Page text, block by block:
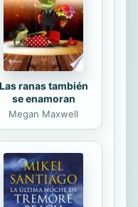
lectores,
Dickens
Las ranas también
se enamoran
Megan Maxwell